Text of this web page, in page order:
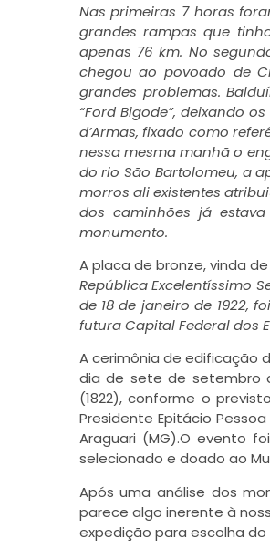
Nas primeiras 7 horas
grandes rampas que
apenas 76 km. No
chegou ao povoado de
grandes problemas.
“Ford Bigode”, deixando
d’Armas, fixado como
nessa mesma manhã o
do rio São Bartolomeu, a
morros ali existentes
dos caminhões já
monumento.
A placa de bronze, vinda
República Excelentíssimo
de 18 de janeiro de 1922,
futura Capital Federal dos
A cerimônia de edificação
dia de sete de setembro
(1822), conforme o
Presidente Epitácio
Araguari (MG).O evento
selecionado e doado ao
Após uma análise dos
parece algo inerente à
expedição para escolha